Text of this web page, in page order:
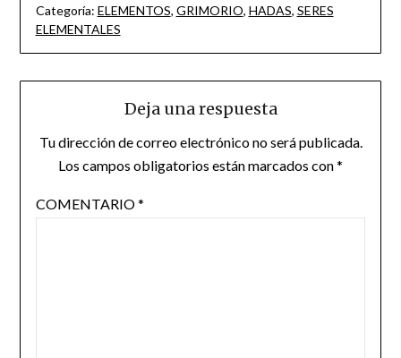
Categoría: ELEMENTOS, GRIMORIO, HADAS, SERES
ELEMENTALES
Deja una respuesta
Tu dirección de correo electrónico no será publicada.
Los campos obligatorios están marcados con*
COMENTARIO*